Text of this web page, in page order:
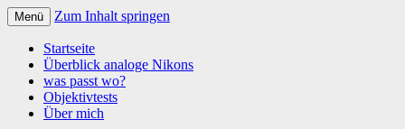
Menü Zum Inhalt springen
Startseite
Überblick analoge Nikons
was passt wo?
Objektivtests
Über mich